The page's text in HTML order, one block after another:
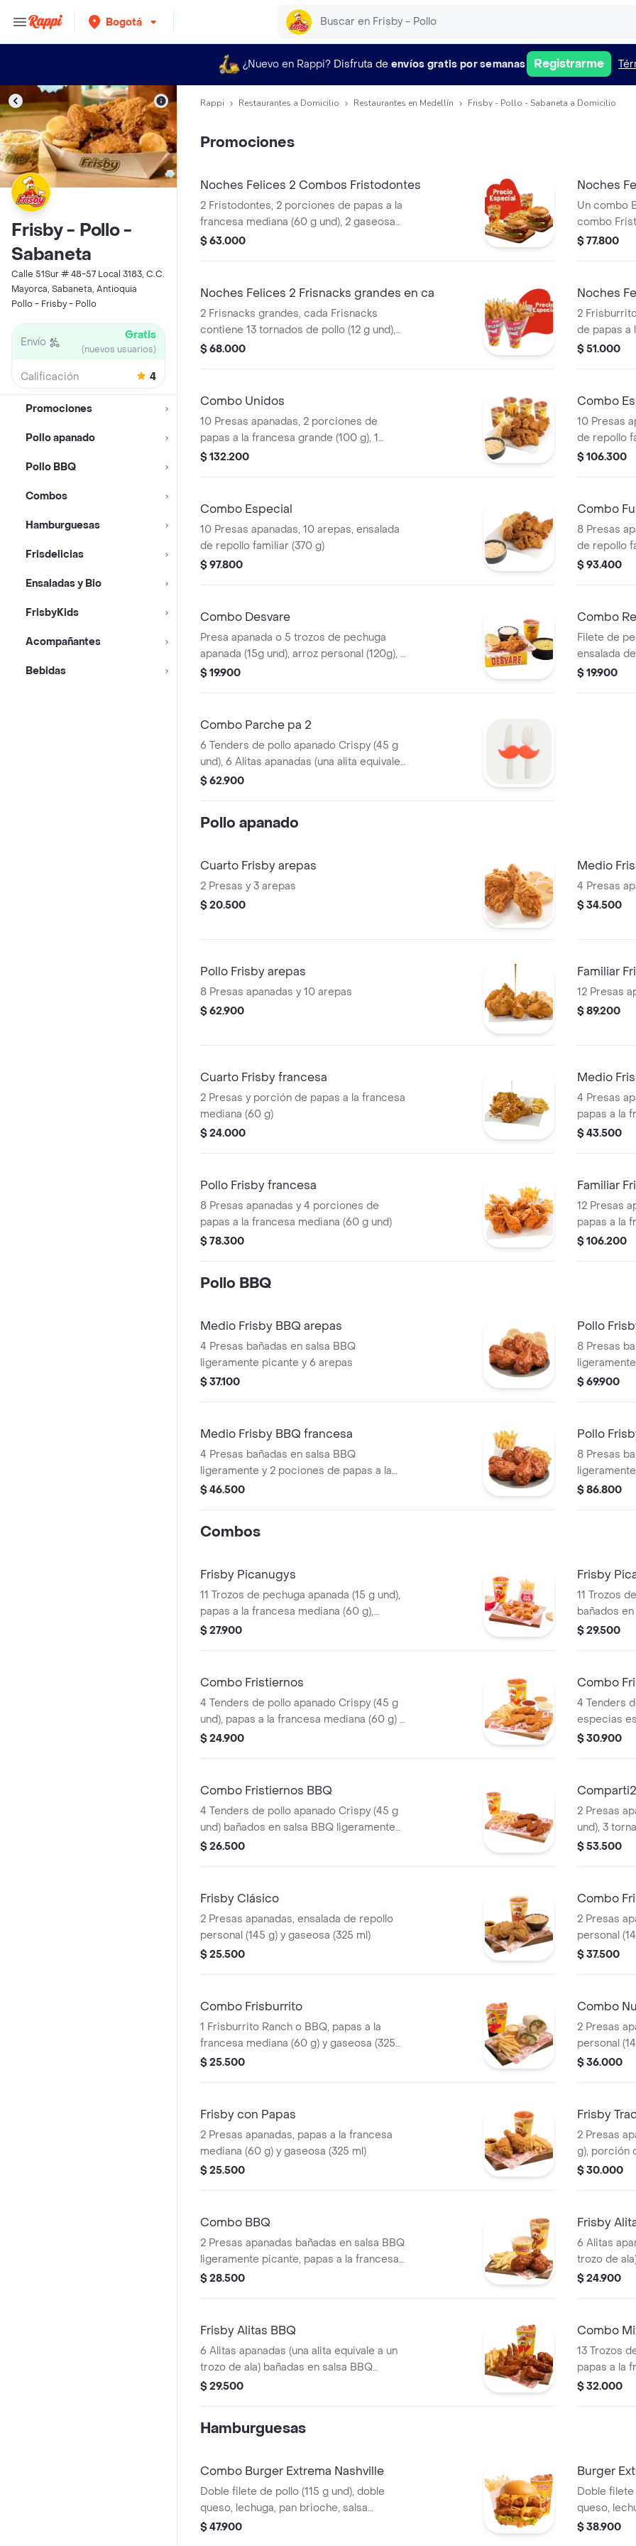
Bogotá
¿Nuevo en Rappi? Disfruta de envíos gratis por semanas Registrarme
Frisby - Pollo -
Sabaneta
Calle 51Sur # 48-57 Local 3183, C.C.
Mayorca, Sabaneta, Antioquia
Pollo - Frisby - Pollo
Envío Gratis
(nuevos usuarios)
Calificación 4
Promociones
Pollo apanado
Pollo BBQ
Combos
Hamburguesas
Frisdelicias
Ensaladas y Bio
FrisbyKids
Acompañantes
Bebidas
Rappi Restaurantes a Domicilio Restaurantes en Medellín Frisby - Pollo - Sabaneta a Domicilio
Promociones
Noches Felices 2 Combos Fristodontes
2 Fristodontes, 2 porciones de papas a la
francesa mediana (60 g und), 2 gaseosas
(325 ml und). Escoge entre búfalo
$ 63.000
Noches
Un combo
combo
producto
$ 77.800
Noches Felices 2 Frisnacks grandes en ca
2 Frisnacks grandes, cada Frisnacks
contiene 13 tornados de pollo (12 g und),
papas a la francesa grande (100 g )y
$ 68.000
Noches
2
de papas a
und) y 2
$ 51.000
Combo Unidos
10 Presas apanadas, 2 porciones de
papas a la francesa grande (100 g), 1
porción de yuca stick (10 und), ensalada
$ 132.200
Combo
10 Presas
de repollo
litros)
$ 106.300
Combo Especial
10 Presas apanadas, 10 arepas, ensalada
de repollo familiar (370 g)
$ 97.800
Combo
8 Presas
de repollo
litros)
$ 93.400
Combo Desvare
Presa apanada o 5 trozos de pechuga
apanada (15g und), arroz personal (120g), 2
arepas fritas, sopa de verduras, ajiaquillo,
$ 19.900
Combo
Filete de
ensalada
porción de
$ 19.900
Combo Parche pa 2
6 Tenders de pollo apanado Crispy (45 g
und), 6 Alitas apanadas (una alita equivale
a un trozo de ala), 2 porciones de papas a
$ 62.900
Pollo apanado
Cuarto Frisby arepas
2 Presas y 3 arepas
$ 20.500
Medio
4 Presas
$ 34.500
Pollo Frisby arepas
8 Presas apanadas y 10 arepas
$ 62.900
Familiar
12 Presas
$ 89.200
Cuarto Frisby francesa
2 Presas y porción de papas a la francesa
mediana (60 g)
$ 24.000
Medio
4 Presas
papas a la
$ 43.500
Pollo Frisby francesa
8 Presas apanadas y 4 porciones de
papas a la francesa mediana (60 g und)
$ 78.300
Familiar
12 Presas
papas a la
$ 106.200
Pollo BBQ
Medio Frisby BBQ arepas
4 Presas bañadas en salsa BBQ
ligeramente picante y 6 arepas
$ 37.100
Pollo
8 Presas
$ 69.900
Medio Frisby BBQ francesa
4 Presas bañadas en salsa BBQ
ligeramente y 2 pociones de papas a la
francesa mediana (60 g und)
$ 46.500
Pollo
8 Presas
papas a la
$ 86.800
Combos
Frisby Picanugys
11 Trozos de pechuga apanada (15 g und),
papas a la francesa mediana (60 g),
ensalada de repollo personal (145 g) y
$ 27.900
Frisby
11 Trozos
bañados
picante,
$ 29.500
Combo Fristiernos
4 Tenders de pollo apanado Crispy (45 g
und), papas a la francesa mediana (60 g) y
gaseosa (325 ml)
$ 24.900
Combo
4 Tenders
especias
sirope de
$ 30.900
Combo Fristiernos BBQ
4 Tenders de pollo apanado Crispy (45 g
und) bañados en salsa BBQ ligeramente
picante, papas a la francesa mediana (60
$ 26.500
Comparti2
2 Presas
und), 3
porciones
$ 53.500
Frisby Clásico
2 Presas apanadas, ensalada de repollo
personal (145 g) y gaseosa (325 ml)
$ 25.500
Combo
2 Presas
personal
ajiaquillo o
$ 37.500
Combo Frisburrito
1 Frisburrito Ranch o BBQ, papas a la
francesa mediana (60 g) y gaseosa (325
ml)
$ 25.500
Combo
2 Presas
personal
mediana
$ 36.000
Frisby con Papas
2 Presas apanadas, papas a la francesa
mediana (60 g) y gaseosa (325 ml)
$ 25.500
Frisby
2 Presas
g), porción
repollo
$ 30.000
Combo BBQ
2 Presas apanadas bañadas en salsa BBQ
ligeramente picante, papas a la francesa
mediana (60 g), ensalada de repollo
$ 28.500
Frisby
6 Alitas
trozo de
(60 g) y
$ 24.900
Frisby Alitas BBQ
6 Alitas apanadas (una alita equivale a un
trozo de ala) bañadas en salsa BBQ
ligeramente picante , papas a la francesa
$ 29.500
Combo
13 Trozos
papas a la
gaseosa
$ 32.000
Hamburguesas
Combo Burger Extrema Nashville
Doble filete de pollo (115 g und), doble
queso, lechuga, pan brioche, salsa
picante estilo Nashville, francesa mediana
$ 47.900
Burger
Doble filete
queso,
picante
$ 38.900